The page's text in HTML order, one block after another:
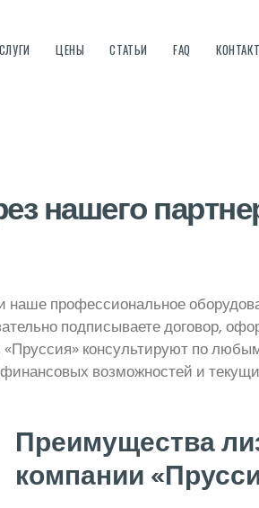
ЦЕНЫ СТАТЬИ FAQ
нашего
наше профессиональное
подписываете договор,
консультируют по
возможностей и
Преимущества
компании